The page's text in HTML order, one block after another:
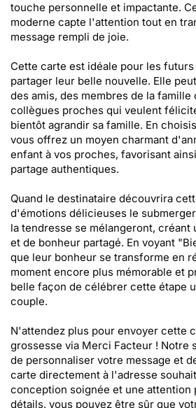
touche personnelle et impactante.
moderne capte l'attention tout en
message rempli de joie.
Cette carte est idéale pour les
partager leur belle nouvelle. Elle
des amis, des membres de la famille
collègues proches qui veulent
bientôt agrandir sa famille. En
vous offrez un moyen charmant
enfant à vos proches, favorisant
partage authentiques.
Quand le destinataire découvrira
d'émotions délicieuses le
la tendresse se mélangeront, créant
et de bonheur partagé. En voyant
que leur bonheur se transforme en
moment encore plus mémorable et
belle façon de célébrer cette étape
couple.
N'attendez plus pour envoyer cette
grossesse via Merci Facteur ! Notre
de personnaliser votre message et
carte directement à l'adresse
conception soignée et une attention
détails, vous pouvez être sûr que